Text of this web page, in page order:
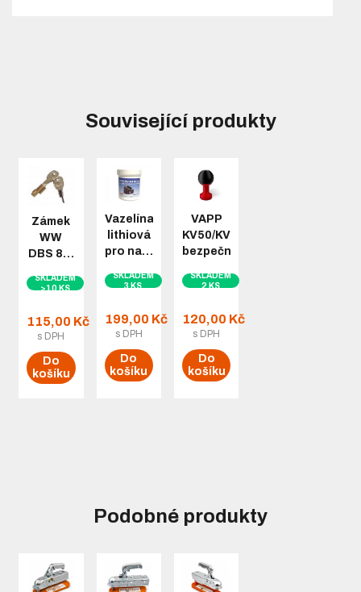
Související produkty
Zámek
WW
DBS 8…
SKLADEM
>10 KS
115,00 Kč
s DPH
Do
košíku
Vazelína
lithiová
pro na…
SKLADEM
3 KS
199,00 Kč
s DPH
Do
košíku
VAPP
KV50/KV50m
bezpečnostní…
SKLADEM
2 KS
120,00 Kč
s DPH
Do
košíku
Podobné produkty